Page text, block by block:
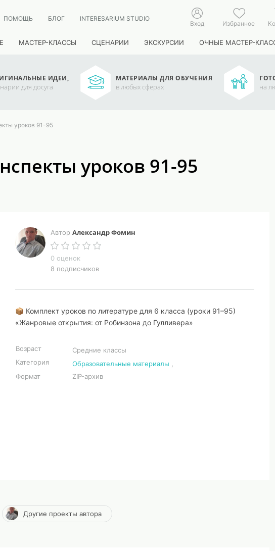
ПОМОЩЬ БЛОГ INTERESARIUM STUDIO
Вход Избранное
МАСТЕР-КЛАССЫ СЦЕНАРИИ ЭКСКУРСИИ ОЧНЫЕ МАСТЕР-
ИДЕИ,
для досуга
МАТЕРИАЛЫ ДЛЯ ОБУЧЕНИЯ
в любых сферах на
уроков 91-95
уроков 91-95
Автор Александр Фомин
0 оценок
8 подписчиков
📦 Комплект уроков по литературе для 6 класса (уроки 91–95)
«Жанровые открытия: от Робинзона до Гулливера»
Возраст
Средние классы
Категория
Образовательные материалы
Формат
ZIP-архив
Другие проекты автора